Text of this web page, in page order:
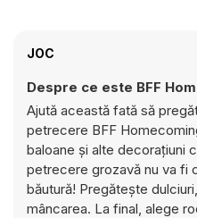
JOC
Despre ce este BFF
Ajută această fată să
petrecere BFF
baloane și alte decorațiuni
petrecere grozavă nu va fi
băutură! Pregătește
mâncarea. La final, alege